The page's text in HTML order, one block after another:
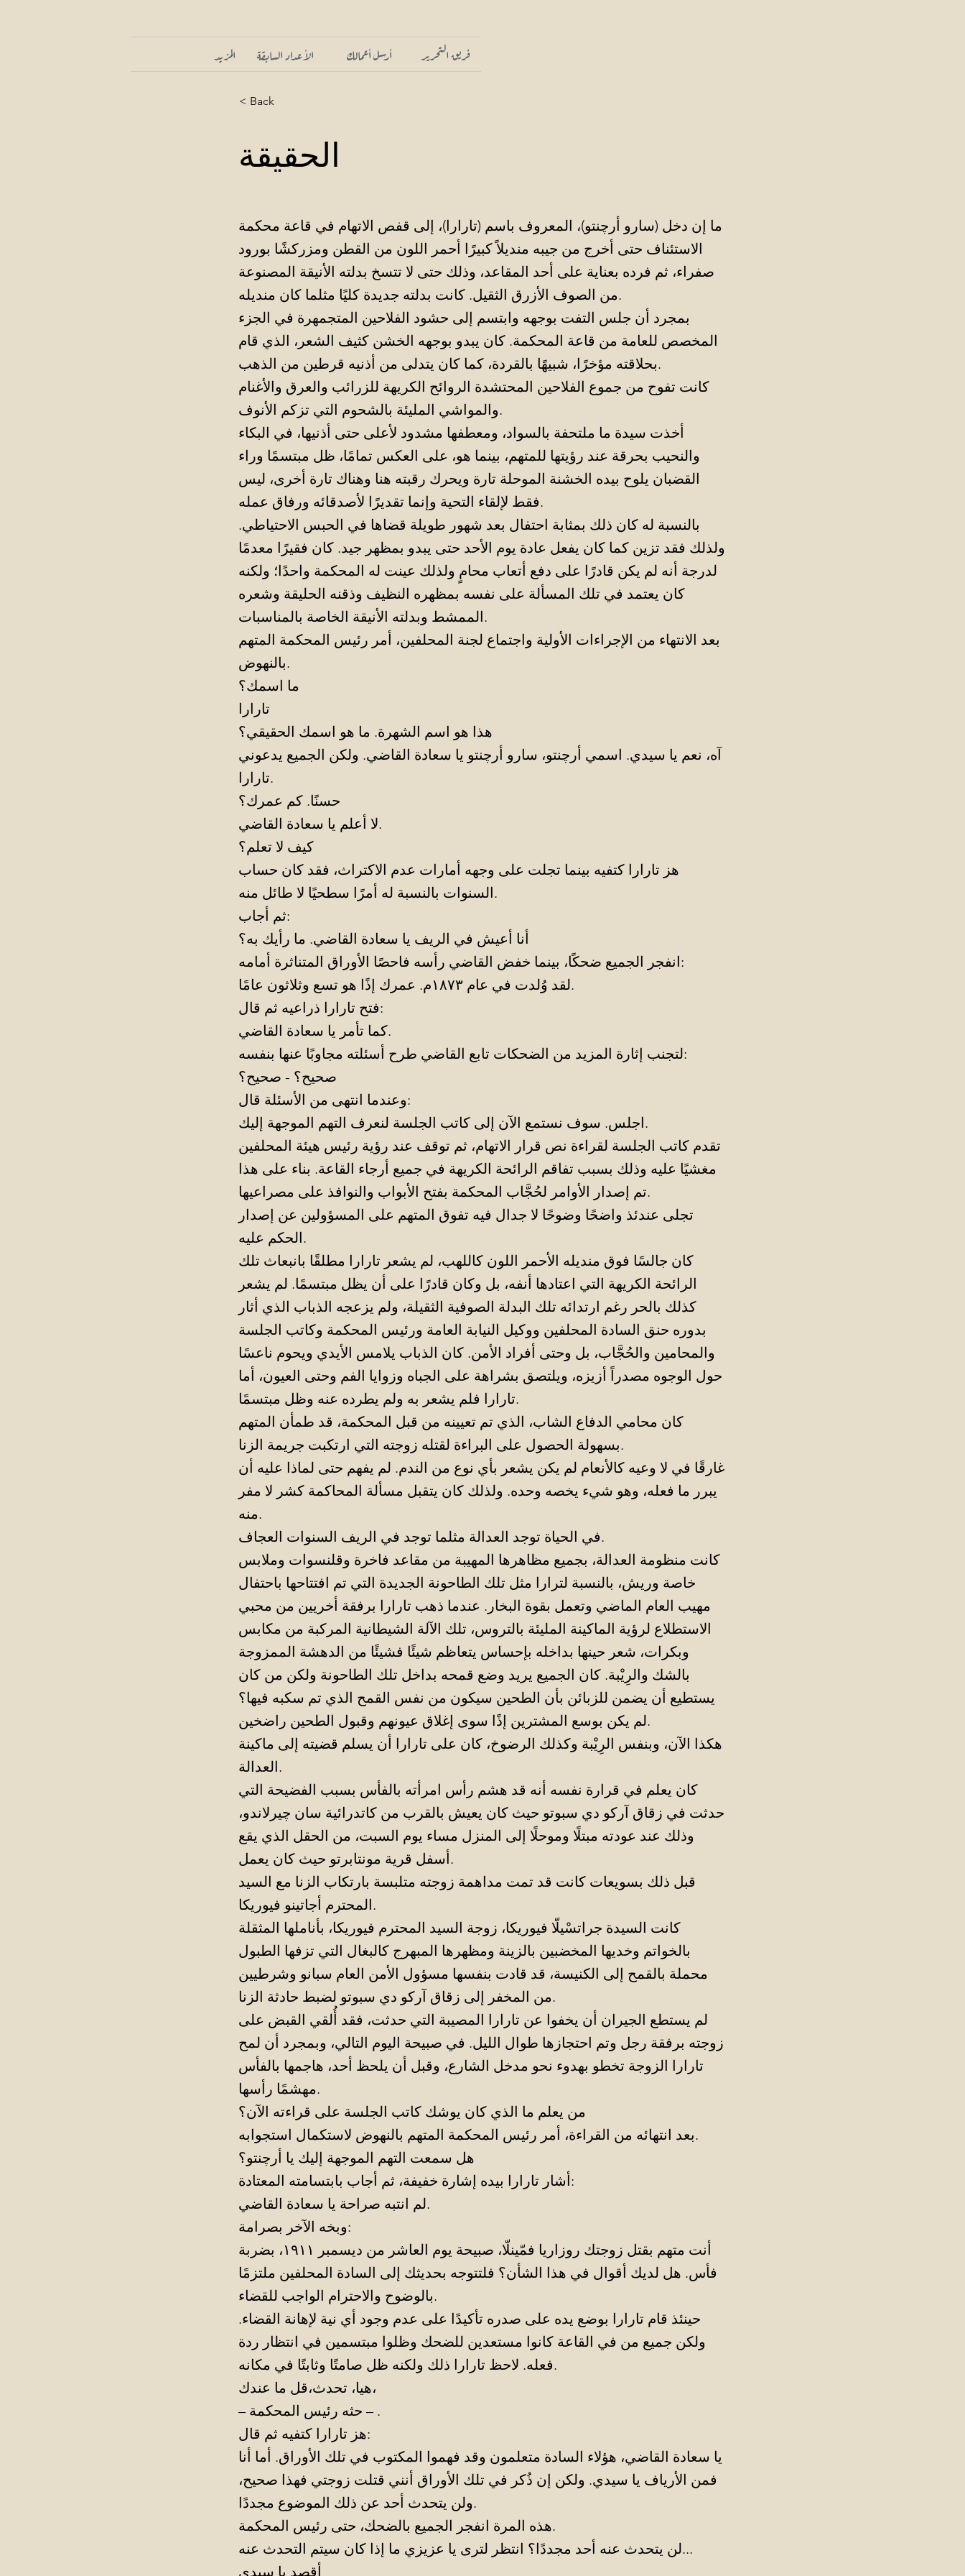
المزيد الأعداد السابقة أرسل أعمالك فريق التحرير
< Back
الحقيقة
ما إن دخل (سارو أرچنتو)، المعروف باسم (تارارا)، إلى قفص الاتهام في قاعة محكمة
الاستئناف حتى أخرج من جيبه منديلاً كبيرًا أحمر اللون من القطن ومزركشًا بورود
صفراء، ثم فرده بعناية على أحد المقاعد، وذلك حتى لا تتسخ بدلته الأنيقة المصنوعة
من الصوف الأزرق الثقيل. كانت بدلته جديدة كليًا مثلما كان منديله.
بمجرد أن جلس التفت بوجهه وابتسم إلى حشود الفلاحين المتجمهرة في الجزء
المخصص للعامة من قاعة المحكمة. كان يبدو بوجهه الخشن كثيف الشعر، الذي قام
بحلاقته مؤخرًا، شبيهًا بالقردة، كما كان يتدلى من أذنيه قرطين من الذهب.
كانت تفوح من جموع الفلاحين المحتشدة الروائح الكريهة للزرائب والعرق والأغنام
والمواشي المليئة بالشحوم التي تزكم الأنوف.
أخذت سيدة ما ملتحفة بالسواد، ومعطفها مشدود لأعلى حتى أذنيها، في البكاء
والنحيب بحرقة عند رؤيتها للمتهم، بينما هو، على العكس تمامًا، ظل مبتسمًا وراء
القضبان يلوح بيده الخشنة الموحلة تارة ويحرك رقبته هنا وهناك تارة أخرى، ليس
فقط لإلقاء التحية وإنما تقديرًا لأصدقائه ورفاق عمله.
بالنسبة له كان ذلك بمثابة احتفال بعد شهور طويلة قضاها في الحبس الاحتياطي.
ولذلك فقد تزين كما كان يفعل عادة يوم الأحد حتى يبدو بمظهر جيد. كان فقيرًا معدمًا
لدرجة أنه لم يكن قادرًا على دفع أتعاب محامٍ ولذلك عينت له المحكمة واحدًا؛ ولكنه
كان يعتمد في تلك المسألة على نفسه بمظهره النظيف وذقنه الحليقة وشعره
الممشط وبدلته الأنيقة الخاصة بالمناسبات.
بعد الانتهاء من الإجراءات الأولية واجتماع لجنة المحلفين، أمر رئيس المحكمة المتهم
بالنهوض.
ما اسمك؟
تارارا
هذا هو اسم الشهرة. ما هو اسمك الحقيقي؟
آه، نعم يا سيدي. اسمي أرچنتو، سارو أرچنتو يا سعادة القاضي. ولكن الجميع يدعوني
تارارا.
حسنًا. كم عمرك؟
لا أعلم يا سعادة القاضي.
كيف لا تعلم؟
هز تارارا كتفيه بينما تجلت على وجهه أمارات عدم الاكتراث، فقد كان حساب
السنوات بالنسبة له أمرًا سطحيًا لا طائل منه.
ثم أجاب:
أنا أعيش في الريف يا سعادة القاضي. ما رأيك به؟
انفجر الجميع ضحكًا، بينما خفض القاضي رأسه فاحصًا الأوراق المتناثرة أمامه:
لقد وُلدت في عام ١٨٧٣م. عمرك إذًا هو تسع وثلاثون عامًا.
فتح تارارا ذراعيه ثم قال:
كما تأمر يا سعادة القاضي.
لتجنب إثارة المزيد من الضحكات تابع القاضي طرح أسئلته مجاوبًا عنها بنفسه:
صحيح؟ - صحيح؟
وعندما انتهى من الأسئلة قال:
اجلس. سوف نستمع الآن إلى كاتب الجلسة لنعرف التهم الموجهة إليك.
تقدم كاتب الجلسة لقراءة نص قرار الاتهام، ثم توقف عند رؤية رئيس هيئة المحلفين
مغشيًا عليه وذلك بسبب تفاقم الرائحة الكريهة في جميع أرجاء القاعة. بناء على هذا
تم إصدار الأوامر لحُجَّاب المحكمة بفتح الأبواب والنوافذ على مصراعيها.
تجلى عندئذ واضحًا وضوحًا لا جدال فيه تفوق المتهم على المسؤولين عن إصدار
الحكم عليه.
كان جالسًا فوق منديله الأحمر اللون كاللهب، لم يشعر تارارا مطلقًا بانبعاث تلك
الرائحة الكريهة التي اعتادها أنفه، بل وكان قادرًا على أن يظل مبتسمًا. لم يشعر
كذلك بالحر رغم ارتدائه تلك البدلة الصوفية الثقيلة، ولم يزعجه الذباب الذي أثار
بدوره حنق السادة المحلفين ووكيل النيابة العامة ورئيس المحكمة وكاتب الجلسة
والمحامين والحُجَّاب، بل وحتى أفراد الأمن. كان الذباب يلامس الأيدي ويحوم ناعسًا
حول الوجوه مصدراً أزيزه، ويلتصق بشراهة على الجباه وزوايا الفم وحتى العيون، أما
تارارا فلم يشعر به ولم يطرده عنه وظل مبتسمًا.
كان محامي الدفاع الشاب، الذي تم تعيينه من قبل المحكمة، قد طمأن المتهم
بسهولة الحصول على البراءة لقتله زوجته التي ارتكبت جريمة الزنا.
غارقًا في لا وعيه كالأنعام لم يكن يشعر بأي نوع من الندم. لم يفهم حتى لماذا عليه أن
يبرر ما فعله، وهو شيء يخصه وحده. ولذلك كان يتقبل مسألة المحاكمة كشر لا مفر
منه.
في الحياة توجد العدالة مثلما توجد في الريف السنوات العجاف.
كانت منظومة العدالة، بجميع مظاهرها المهيبة من مقاعد فاخرة وقلنسوات وملابس
خاصة وريش، بالنسبة لترارا مثل تلك الطاحونة الجديدة التي تم افتتاحها باحتفال
مهيب العام الماضي وتعمل بقوة البخار. عندما ذهب تارارا برفقة أخريين من محبي
الاستطلاع لرؤية الماكينة المليئة بالتروس، تلك الآلة الشيطانية المركبة من مكابس
وبكرات، شعر حينها بداخله بإحساس يتعاظم شيئًا فشيئًا من الدهشة الممزوجة
بالشك والرِيْبة. كان الجميع يريد وضع قمحه بداخل تلك الطاحونة ولكن من كان
يستطيع أن يضمن للزبائن بأن الطحين سيكون من نفس القمح الذي تم سكبه فيها؟
لم يكن بوسع المشترين إذًا سوى إغلاق عيونهم وقبول الطحين راضخين.
هكذا الآن، وبنفس الرِيْبة وكذلك الرضوخ، كان على تارارا أن يسلم قضيته إلى ماكينة
العدالة.
كان يعلم في قرارة نفسه أنه قد هشم رأس امرأته بالفأس بسبب الفضيحة التي
حدثت في زقاق آركو دي سبوتو حيث كان يعيش بالقرب من كاتدرائية سان چيرلاندو،
وذلك عند عودته مبتلًا وموحلًا إلى المنزل مساء يوم السبت، من الحقل الذي يقع
أسفل قرية مونتابرتو حيث كان يعمل.
قبل ذلك بسويعات كانت قد تمت مداهمة زوجته متلبسة بارتكاب الزنا مع السيد
المحترم أجاتينو فيوريكا.
كانت السيدة جراتسْيلّا فيوريكا، زوجة السيد المحترم فيوريكا، بأناملها المثقلة
بالخواتم وخديها المخضبين بالزينة ومظهرها المبهرج كالبغال التي تزفها الطبول
محملة بالقمح إلى الكنيسة، قد قادت بنفسها مسؤول الأمن العام سبانو وشرطيين
من المخفر إلى زقاق آركو دي سبوتو لضبط حادثة الزنا.
لم يستطع الجيران أن يخفوا عن تارارا المصيبة التي حدثت، فقد أُلقي القبض على
زوجته برفقة رجل وتم احتجازها طوال الليل. في صبيحة اليوم التالي، وبمجرد أن لمح
تارارا الزوجة تخطو بهدوء نحو مدخل الشارع، وقبل أن يلحظ أحد، هاجمها بالفأس
مهشمًا رأسها.
من يعلم ما الذي كان يوشك كاتب الجلسة على قراءته الآن؟
بعد انتهائه من القراءة، أمر رئيس المحكمة المتهم بالنهوض لاستكمال استجوابه.
هل سمعت التهم الموجهة إليك يا أرچنتو؟
أشار تارارا بيده إشارة خفيفة، ثم أجاب بابتسامته المعتادة:
لم انتبه صراحة يا سعادة القاضي.
وبخه الآخر بصرامة:
أنت متهم بقتل زوجتك روزاريا فمّينلّا، صبيحة يوم العاشر من ديسمبر ١٩١١، بضربة
فأس. هل لديك أقوال في هذا الشأن؟ فلتتوجه بحديثك إلى السادة المحلفين ملتزمًا
بالوضوح والاحترام الواجب للقضاء.
حينئذ قام تارارا بوضع يده على صدره تأكيدًا على عدم وجود أي نية لإهانة القضاء.
ولكن جميع من في القاعة كانوا مستعدين للضحك وظلوا مبتسمين في انتظار ردة
فعله. لاحظ تارارا ذلك ولكنه ظل صامتًا وثابتًا في مكانه.
هيا، تحدث،قل ما عندك،
– حثه رئيس المحكمة – .
هز تارارا كتفيه ثم قال:
يا سعادة القاضي، هؤلاء السادة متعلمون وقد فهموا المكتوب في تلك الأوراق. أما أنا
فمن الأرياف يا سيدي. ولكن إن ذُكر في تلك الأوراق أنني قتلت زوجتي فهذا صحيح،
ولن يتحدث أحد عن ذلك الموضوع مجددًا.
هذه المرة انفجر الجميع بالضحك، حتى رئيس المحكمة.
لن يتحدث عنه أحد مجددًا؟ انتظر لترى يا عزيزي ما إذا كان سيتم التحدث عنه...
أقصد يا سيدي